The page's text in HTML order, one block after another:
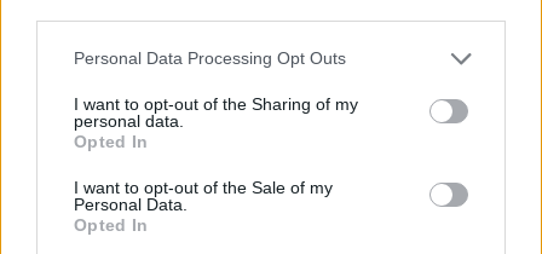
Please note that this website/app uses one or more Google
not limited to your visit or usage behaviour. You may click to
grant or deny consent to Google and its third-party tags to
use your data for below specified purposes in below Google
consent section.
Personal Data Processing Opt Outs
I want to opt-out of the Sharing of my
personal data.
Opted In
I want to opt-out of the Sale of my
Personal Data.
Opted In
a társadalmi felemelkedés volt a cél - , és ezáltal
királynő férje ebből a családból származzon.
Nagyon érdekes volt végigkísérni a család bonyolult
más kérdés, hogy sok herceg és hercegnő volt
boldogtalan a házasságában, de ez persze senkit